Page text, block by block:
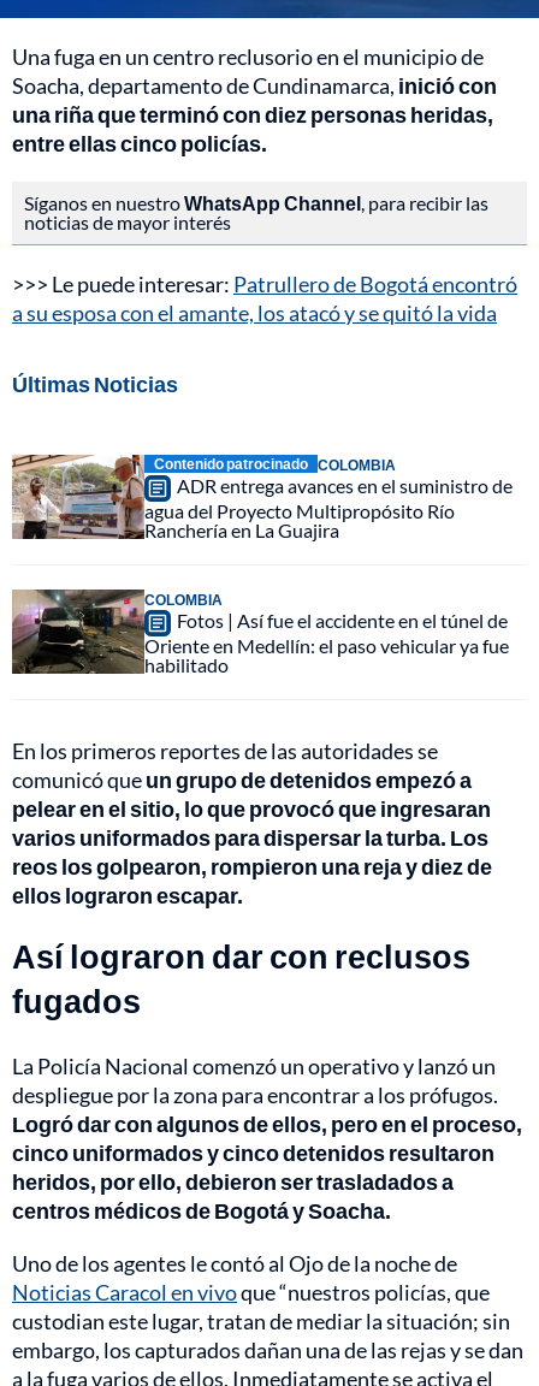
Una fuga en un centro reclusorio en el municipio de
Soacha, departamento de Cundinamarca, inició con
una riña que terminó con diez personas heridas,
entre ellas cinco policías.
Síganos en nuestroWhatsApp Channel , para recibir las
noticias de mayor interés
>>> Le puede interesar: Patrullero de Bogotá encontró
a su esposa con el amante, los atacó y se quitó la vida
Últimas Noticias
Contenido patrocinado COLOMBIA
ADR entrega avances en el suministro de
agua del Proyecto Multipropósito Río
Ranchería en La Guajira
COLOMBIA
Fotos | Así fue el accidente en el túnel de
Oriente en Medellín: el paso vehicular ya fue
habilitado
En los primeros reportes de las autoridades se
comunicó queun grupo de detenidos empezó a
pelear en el sitio, lo que provocó que ingresaran
varios uniformados para dispersar la turba. Los
reos los golpearon, rompieron una reja y diez de
ellos lograron escapar.
Así lograron dar con reclusos
fugados
La Policía Nacional comenzó un operativo y lanzó un
despliegue por la zona para encontrar a los prófugos.
Logró dar con algunos de ellos, pero en el proceso,
cinco uniformados y cinco detenidos resultaron
heridos, por ello, debieron ser trasladados a
centros médicos de Bogotá y Soacha.
Uno de los agentes le contó al Ojo de la noche de
Noticias Caracol en vivoque “nuestros policías, que
custodian este lugar, tratan de mediar la situación; sin
embargo, los capturados dañan una de las rejas y se dan
a la fuga varios de ellos. Inmediatamente se activa el